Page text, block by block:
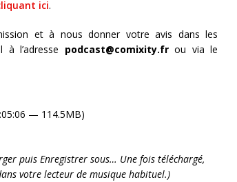
ici.
et à nous donner votre avis dans les
l’adresse podcast@comixity.frou via le
— 114.5MB)
puis Enregistrer sous… Une fois téléchargé,
votre lecteur de musique habituel.)